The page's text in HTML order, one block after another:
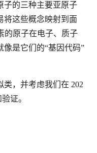
子的三种主要亚原子
将这些概念映射到面
的原子在电子、质子
是它们的“基因代码”
，并考虑我们在 202
证。